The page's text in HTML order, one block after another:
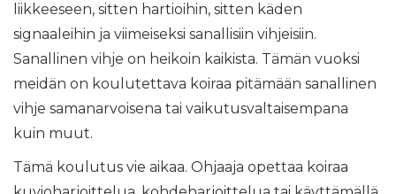
liikkeeseen, sitten hartioihin, sitten käden
signaaleihin ja viimeiseksi sanallisiin vihjeisiin.
Sanallinen vihje on heikoin kaikista. Tämän vuoksi
meidän on koulutettava koiraa pitämään sanallinen
vihje samanarvoisena tai vaikutusvaltaisempana
kuin muut.
Tämä koulutus vie aikaa. Ohjaaja opettaa koiraa